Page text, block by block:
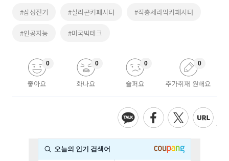
#삼성전기 #실리콘커패시터 #적층세라믹커패시터
#인공지능 #미국빅테크
좋아요
0
화나요
0
슬퍼요
0
추가취재 원해요
0